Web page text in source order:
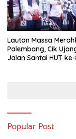
Lautan Massa
Palembang, Cik
Jalan Santai HUT
Popular Post